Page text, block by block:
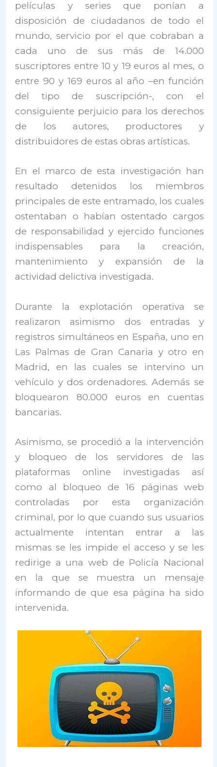
películas y series que ponían a
disposición de ciudadanos de todo el
mundo, servicio por el que cobraban a
cada uno de sus más de 14.000
suscriptores entre 10 y 19 euros al mes, o
entre 90 y 169 euros al año –en función
del tipo de suscripción-, con el
consiguiente perjuicio para los derechos
de los autores, productores y
distribuidores de estas obras artísticas.
En el marco de esta investigación han
resultado detenidos los miembros
principales de este entramado, los cuales
ostentaban o habían ostentado cargos
de responsabilidad y ejercido funciones
indispensables para la creación,
mantenimiento y expansión de la
actividad delictiva investigada.
Durante la explotación operativa se
realizaron asimismo dos entradas y
registros simultáneos en España, uno en
Las Palmas de Gran Canaria y otro en
Madrid, en las cuales se intervino un
vehículo y dos ordenadores. Además se
bloquearon 80.000 euros en cuentas
bancarias.
Asimismo, se procedió a la intervención
y bloqueo de los servidores de las
plataformas online investigadas así
como al bloqueo de 16 páginas web
controladas por esta organización
criminal, por lo que cuando sus usuarios
actualmente intentan entrar a las
mismas se les impide el acceso y se les
redirige a una web de Policía Nacional
en la que se muestra un mensaje
informando de que esa página ha sido
intervenida.